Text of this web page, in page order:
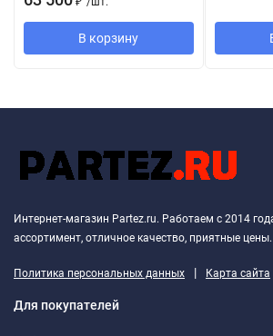
В корзину
Интернет-магазин Partez.ru. Работаем с 2014
ассортимент, отличное качество, приятные цены.
Политика персональных данных | Карта сайта
Для покупателей